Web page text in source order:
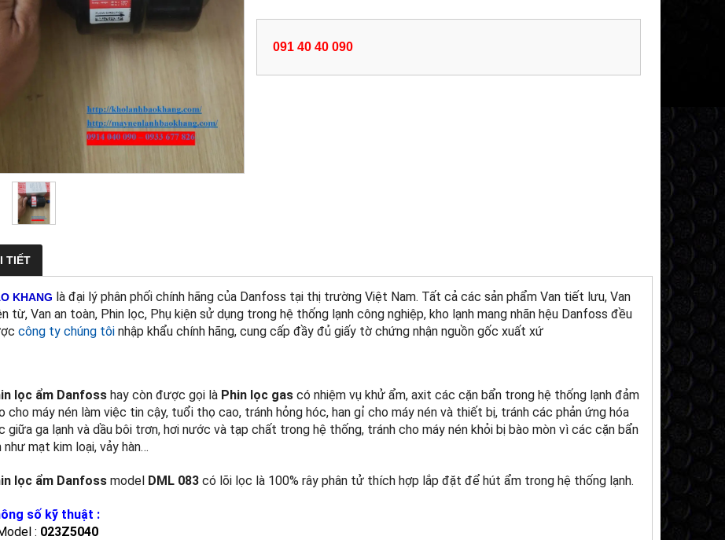
091 40 40 090
TIẾT
KHANG là đại lý phân phối chính hãng của Danfoss tại thị trường Việt Nam. Tất cả các sản phẩm Van tiết lưu, Van
từ, Van an toàn, Phin lọc, Phụ kiện sử dụng trong hệ thống lạnh công nghiệp, kho lạnh mang nhãn hệu Danfoss đều
công ty chúng tôi nhập khẩu chính hãng, cung cấp đầy đủ giấy tờ chứng nhận nguồn gốc xuất xứ
lọc ẩm Danfoss hay còn được gọi là Phin lọc gas có nhiệm vụ khử ẩm, axit các cặn bẩn trong hệ thống lạnh đảm
cho máy nén làm việc tin cậy, tuổi thọ cao, tránh hỏng hóc, han gỉ cho máy nén và thiết bị, tránh các phản ứng hóa
giữa ga lạnh và dầu bôi trơn, hơi nước và tạp chất trong hệ thống, tránh cho máy nén khỏi bị bào mòn vì các cặn bẩn
như mạt kim loại, vảy hàn…
lọc ẩm Danfoss model DML 083 có lõi lọc là 100% rây phân tử thích hợp lắp đặt để hút ẩm trong hệ thống lạnh.
số kỹ thuật :
: 023Z5040